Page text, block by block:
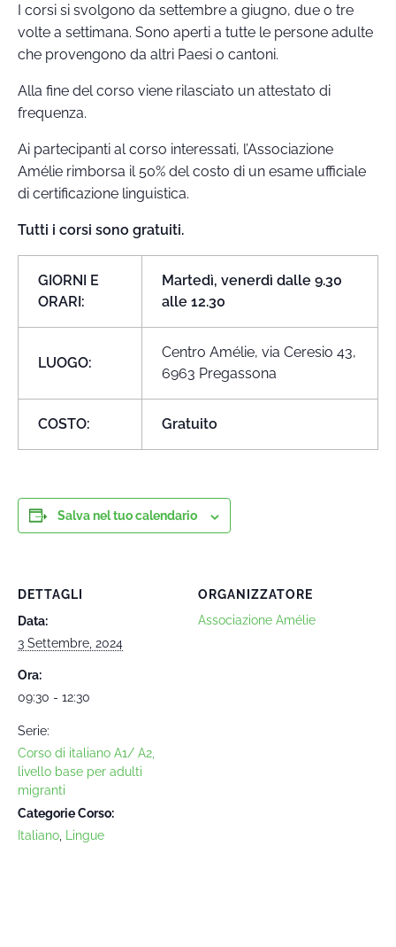
I corsi si svolgono da settembre a giugno, due o tre
volte a settimana. Sono aperti a tutte le persone adulte
che provengono da altri Paesi o cantoni.
Alla fine del corso viene rilasciato un attestato di
frequenza.
Ai partecipanti al corso interessati, l’Associazione
Amélie rimborsa il 50% del costo di un esame ufficiale
di certificazione linguistica.
Tutti i corsi sono gratuiti.
GIORNI E
ORARI:
Martedì, venerdì dalle 9.30
alle 12.30
LUOGO:
Centro Amélie, via Ceresio 43,
6963 Pregassona
COSTO: Gratuito
Salva nel tuo calendario
DETTAGLI
Data:
3 Settembre, 2024
Ora:
09:30 - 12:30
Serie:
Corso di italiano A1/ A2,
livello base per adulti
migranti
Categorie Corso:
Italiano
Lingue
ORGANIZZATORE
Associazione Amélie